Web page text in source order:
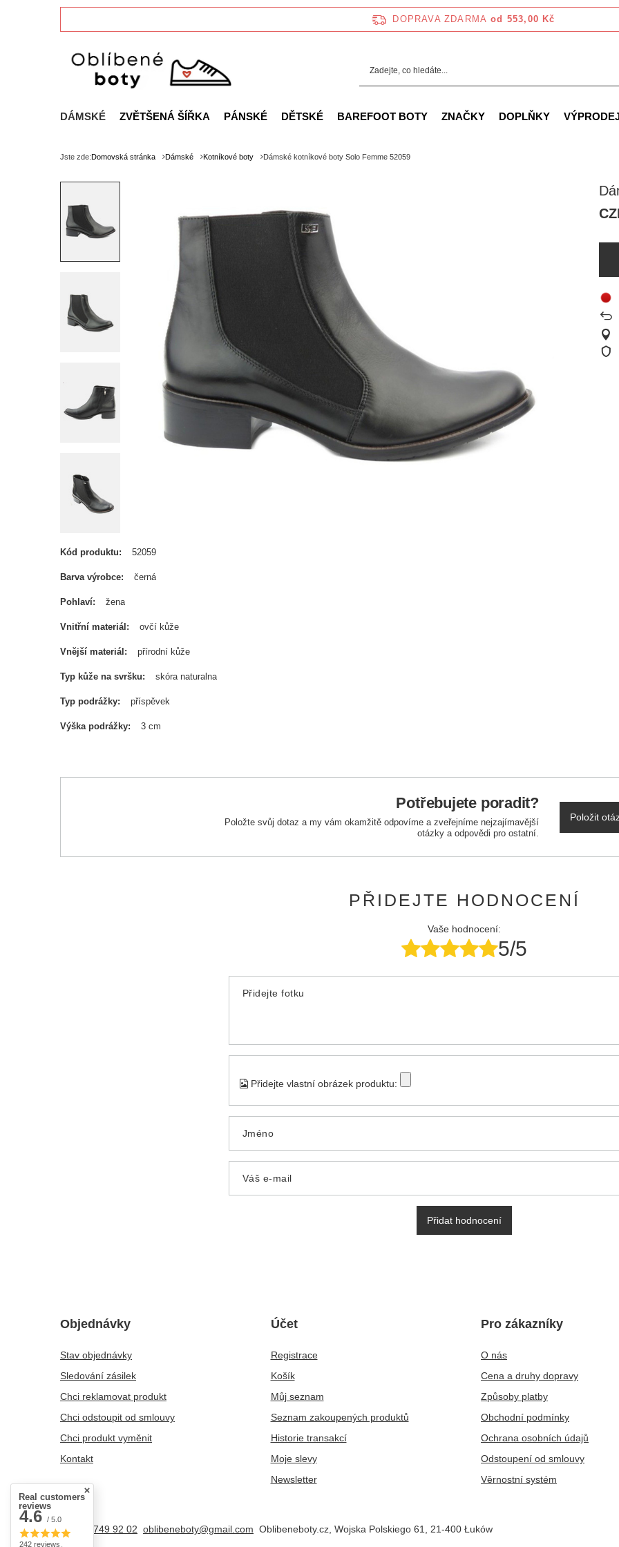
DOPRAVA ZDARMA od 553,00 Kč
DÁMSKÉ ZVĚTŠENÁ ŠÍŘKA PÁNSKÉ DĚTSKÉ BAREFOOT BOTY ZNAČKY DOPLŇKY
Jste zde:Domovská stránka Dámské Kotníkové boty Dámské kotníkové boty Solo Femme 52059
Kód produktu 52059
Barva výrobce černá
Pohlaví žena
Vnitřní materiál ovčí kůže
Vnější materiál přírodní kůže
Typ kůže na svršku skóra naturalna
Typ podrážky příspěvek
Výška podrážky 3 cm
Potřebujete poradit?
Položte svůj dotaz a my vám okamžitě odpovíme a zveřejníme nejzajímavější
otázky a odpovědi pro ostatní.
Položit
PŘIDEJTE HODNOCENÍ
Vaše hodnocení:
5/5
Přidejte fotku
Přidejte vlastní obrázek produktu:
Jméno
Váš e-mail
Přidat hodnocení
Objednávky
Stav objednávky
Sledování zásilek
Chci reklamovat produkt
Chci odstoupit od smlouvy
Chci produkt vyměnit
Kontakt
Účet
Registrace
Košík
Můj seznam
Seznam zakoupených produktů
Historie transakcí
Moje slevy
Newsletter
Pro zákazníky
O nás
Cena a druhy dopravy
Způsoby platby
Obchodní podmínky
Ochrana osobních údajů
Odstoupení od smlouvy
Věrnostní systém
+48 25 749 92 02 oblibeneboty@gmail.com Oblibeneboty.cz Wojska Polskiego 61 21-400 Łuków
Real customers
reviews
4.6 / 5.0
242 reviews